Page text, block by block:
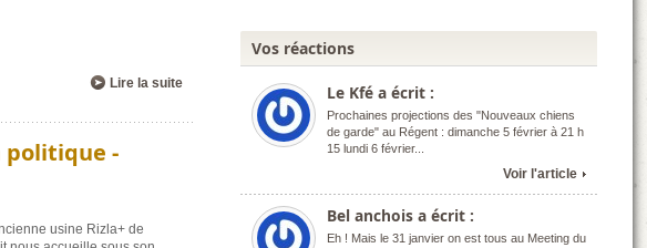
Lire la suite
politique -
usine Rizla+ de
Vos réactions
Le Kfé a écrit :
Prochaines projections des "Nouveaux chiens
de garde" au Régent : dimanche 5 février à 21 h
15 lundi 6 février...
Voir l'article
Bel anchois a écrit :
Eh ! Mais le 31 janvier on est tous au Meeting du